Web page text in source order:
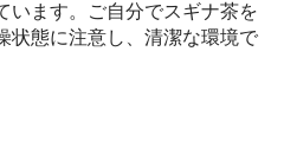
います。ご自分でスギナ茶を
状態に注意し、清潔な環境で